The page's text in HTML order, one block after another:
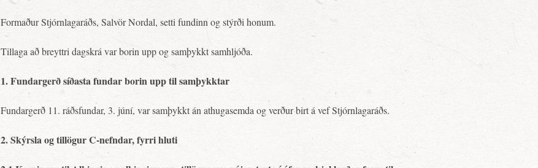
Formaður Stjórnlagaráðs, Salvör Nordal, setti fundinn og stýrði honum.
Tillaga að breyttri dagskrá var borin upp og samþykkt samhljóða.
1. Fundargerð síðasta fundar borin upp til samþykktar
Fundargerð 11. ráðsfundar, 3. júní, var samþykkt án athugasemda og verður birt á vef Stjórnlagaráðs.
2. Skýrsla og tillögur C-nefndar, fyrri hluti